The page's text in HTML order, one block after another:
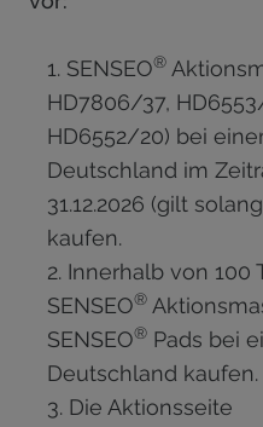
SENSEO®
HD7806/37,
HD6552/20) bei
Deutschland im
31.12.2026 (gilt
kaufen.
Innerhalb von 100
SENSEO®
SENSEO® Pads bei
Deutschland kaufen.
Die Aktionsseite